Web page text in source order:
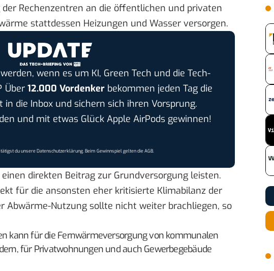
Rechenzentren an die öffentlichen und privaten
stattdessen Heizungen und Wasser versorgen.
wenn es um KI, Green Tech und die Tech-
Über 12.000 Vordenkerbekommen jeden Tag die
die Inbox und sichern sich ihren Vorsprung.
und mit etwas Glück Apple AirPods gewinnen!
du unsereDatenschutzerklärung. Beim Gewinnspiel gelten dieAGB.
direkten Beitrag zur Grundversorgung leisten.
für die ansonsten eher kritisierte Klimabilanz der
Abwärme-Nutzung sollte nicht weiter brachliegen, so
kann für die Fernwärmeversorgung von kommunalen
für Privatwohnungen und auch Gewerbegebäude